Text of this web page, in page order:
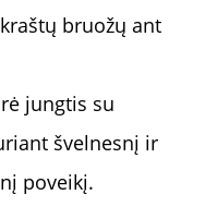
bruožų ant
jungtis su
švelnesnį ir
poveikį.